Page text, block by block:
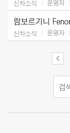
신차소식 운영자
람보르기니
신차소식 운영자